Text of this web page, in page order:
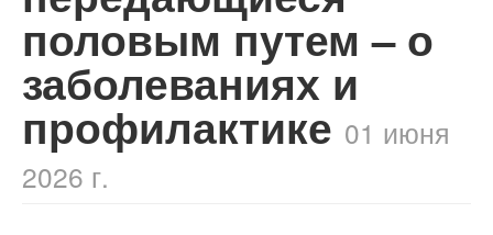
половым путем – о
заболеваниях и
профилактике 01 июня
2026 г.